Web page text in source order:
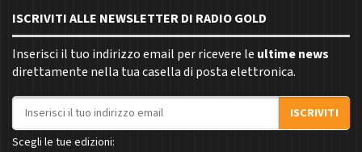
ISCRIVITI ALLE NEWSLETTER DI RADIO GOLD
Inserisci il tuo indirizzo email per ricevere le ultime news
direttamente nella tua casella di posta elettronica.
Indirizzo email
ISCRIVITI
Scegli le tue edizioni: